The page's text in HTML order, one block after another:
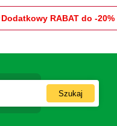
Dodatkowy RABAT do -20%
Szukaj